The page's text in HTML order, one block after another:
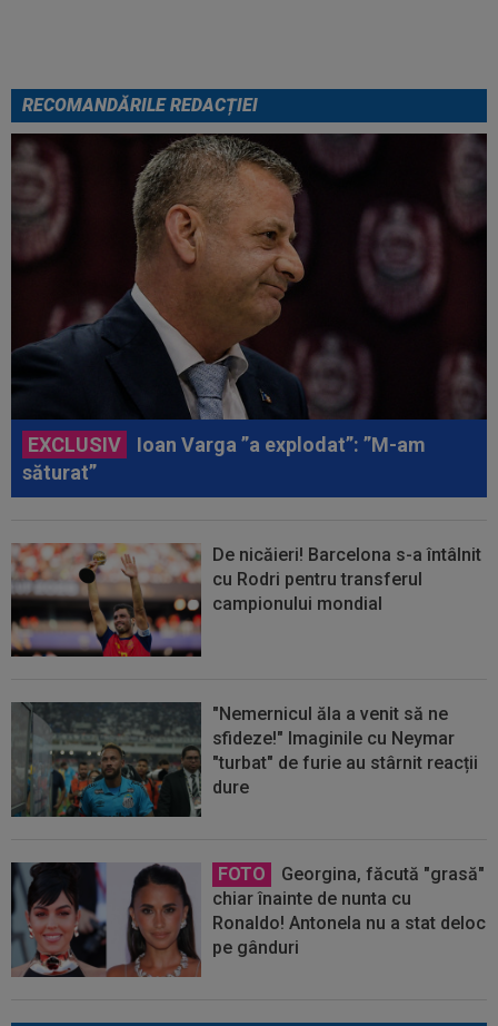
RECOMANDĂRILE REDACȚIEI
EXCLUSIV
Ioan Varga ”a explodat”: ”M-am
săturat”
De nicăieri! Barcelona s-a întâlnit
cu Rodri pentru transferul
campionului mondial
"Nemernicul ăla a venit să ne
sfideze!" Imaginile cu Neymar
"turbat" de furie au stârnit reacții
dure
FOTO
Georgina, făcută "grasă"
chiar înainte de nunta cu
Ronaldo! Antonela nu a stat deloc
pe gânduri